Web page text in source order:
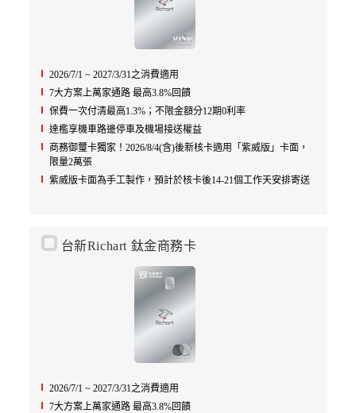
2026/7/1 ~ 2027/3/31之消費適用
7大方案上萬家通路 最高3.8%回饋
保費一次付清最高1.3%；不限金額分12期0利率
達檻享機車路邊停車及機場接送權益
商務御璽卡獨家！2026/8/4(含)後新核卡適用「紫威版」卡面，
限量2萬張
紫威版卡面為手工製作，預計於核卡後14-21個工作天安排寄送
台新Richart 鈦金商務卡
2026/7/1 ~ 2027/3/31之消費適用
7大方案上萬家通路 最高3.8%回饋